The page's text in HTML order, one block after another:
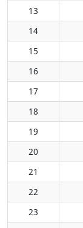
13
14
15
16
17
18
19
20
21
22
23